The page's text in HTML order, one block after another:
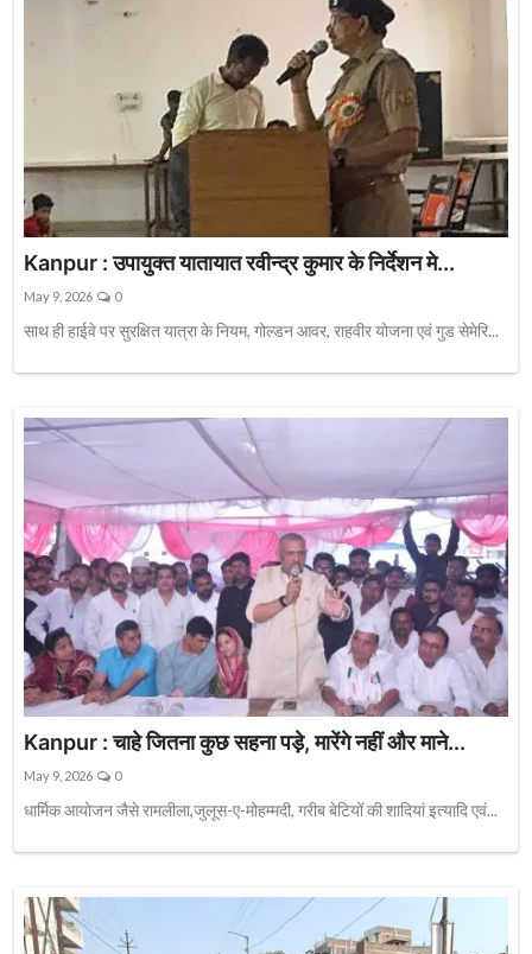
Kanpur : उपायुक्त यातायात रवीन्द्र कुमार के निर्देशन मे...
May 9, 2026 0
साथ ही हाईवे पर सुरक्षित यात्रा के नियम, गोल्डन आवर, राहवीर योजना एवं गुड सेमेरि...
Kanpur : चाहे जितना कुछ सहना पड़े, मारेंगे नहीं और माने...
May 9, 2026 0
धार्मिक आयोजन जैसे रामलीला,जुलूस-ए-मोहम्मदी, गरीब बेटियों की शादियां इत्यादि एवं...